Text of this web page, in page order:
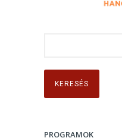
r
s
PROGRAMOK